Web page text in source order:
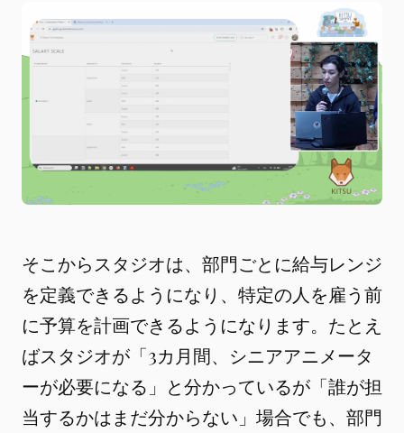
そこからスタジオは、部門ごとに給与レンジ
を定義できるようになり、特定の人を雇う前
に予算を計画できるようになります。たとえ
ばスタジオが「3カ月間、シニアアニメータ
ーが必要になる」と分かっているが「誰が担
当するかはまだ分からない」場合でも、部門